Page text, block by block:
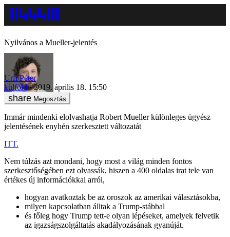
Nyilvános a Mueller-jelentés
Urfi Péter
külföld
2019. április 18. 15:50
Megosztás
Immár mindenki elolvashatja Robert Mueller különleges ügyész
jelentésének enyhén szerkesztett változatát
ITT.
Nem túlzás azt mondani, hogy most a világ minden fontos
szerkesztőségében ezt olvassák, hiszen a 400 oldalas irat tele van
értékes új információkkal arról,
hogyan avatkoztak be az oroszok az amerikai választásokba,
milyen kapcsolatban álltak a Trump-stábbal
és főleg hogy Trump tett-e olyan lépéseket, amelyek felvetik
az igazságszolgáltatás akadályozásának gyanúját.